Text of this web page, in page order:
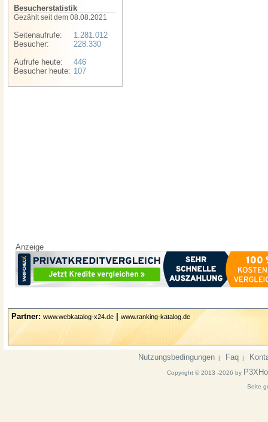
Besucherstatistik
Gezählt seit dem 08.08.2021
Seitenaufrufe:
Besucher:
Aufrufe heute:
Besucher heute:
1.281.012
228.330
446
107
Anzeige
Partner: www.webkatalog-x24.de www.ranking-katalog.de
Nutzungsbedingungen | Faq |
Copyright © 2013 -2026 by
Seite